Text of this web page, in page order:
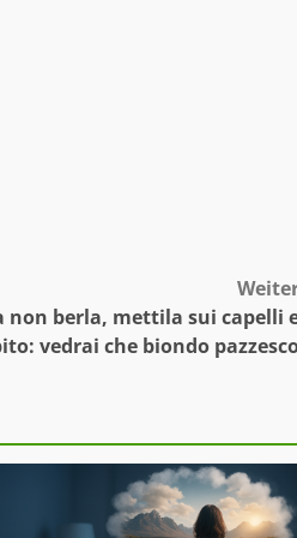
non berla, mettila sui capelli
vedrai che biondo